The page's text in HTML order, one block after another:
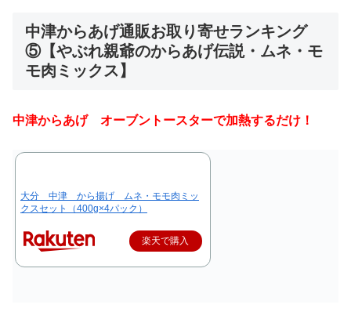
中津からあげ通販お取り寄せランキング
⑤【やぶれ親爺のからあげ伝説・ムネ・モ
モ肉ミックス 】
中津からあげ オーブントースターで加熱するだけ！
大分 中津 から揚げ ムネ・モモ肉ミッ
クスセット（400g×4パック）
楽天で購入